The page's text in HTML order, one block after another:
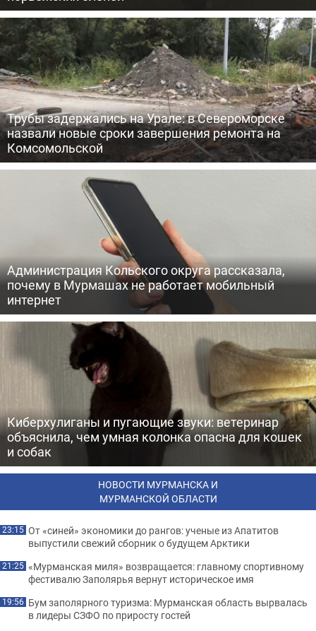
Трубы задержались на Урале: в Североморске
назвали новые сроки завершения ремонта на
Комсомольской
Администрация Кольского округа рассказала,
почему в Мурмашах не работает мобильный
интернет
Киберхулиганы и пугающие звуки: ветеринар
объяснила, чем умная колонка опасна для кошек
и собак
НОВОСТИ МУРМАНСКА И
МУРМАНСКОЙ ОБЛАСТИ
23:15 От «синей» экономики до рангов: ученые из Апатитов
выпустили свежий сборник о будущем Арктики
21:25 «Мурманская миля» возвращается: главному спортивному
фестивалю Заполярья вернут историческое имя
19:56 Бум заполярного туризма: Мурманская область вырвалась
в лидеры СЗФО по приросту гостей